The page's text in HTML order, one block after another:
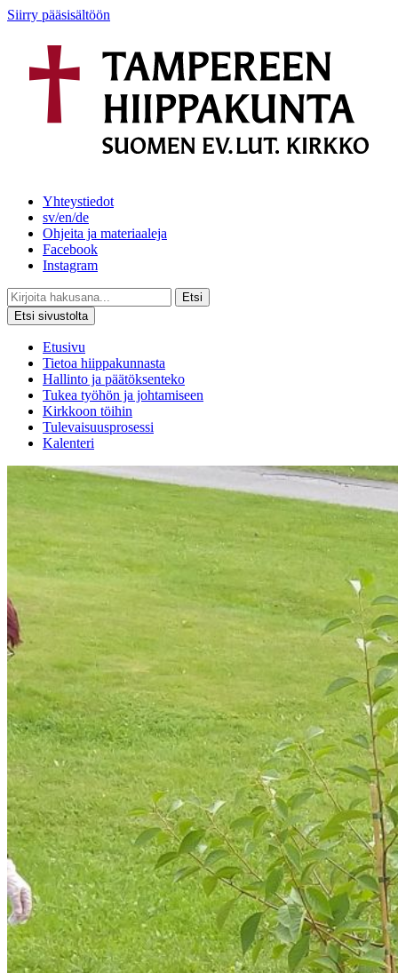
Siirry pääsisältöön
Yhteystiedot
sv/en/de
Ohjeita ja materiaaleja
Facebook
Instagram
Etsi
Etsi sivustolta
Etusivu
Tietoa hiippakunnasta
Hallinto ja päätöksenteko
Tukea työhön ja johtamiseen
Kirkkoon töihin
Tulevaisuusprosessi
Kalenteri